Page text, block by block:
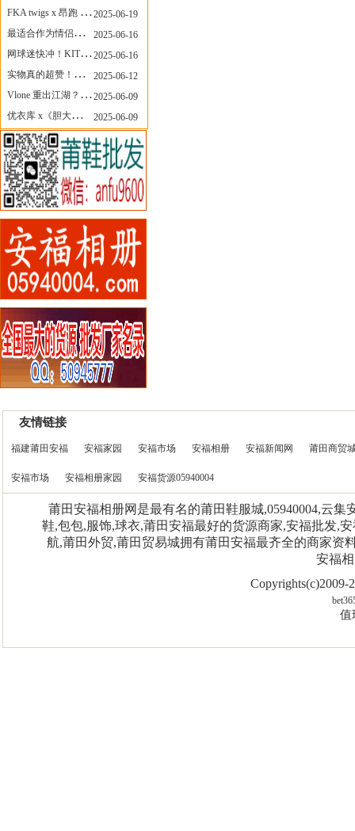
FKA twigs x 昂跑 联名来了，这三双 Cloud X 你选哪一双？
2025-06-19
最适合作为情侣鞋的New Balance 1906 Loafer出现了！
2025-06-16
网球迷快冲！KITH x Wilson 限量球拍太会设计了
2025-06-16
实物真的超赞！NB 新款 2010 新配色
2025-06-12
Vlone 重出江湖？突然又要联名，谁能想到！
2025-06-09
优衣库 x《胆大党》新品公布，第二季联动周边来了！
2025-06-09
友情链接
福建莆田安福 安福家园 安福市场 安福相册 安福新闻网 莆田商贸
安福市场 安福相册家园 安福货源05940004
莆田安福相册网是最有名的莆田鞋服城,05940004,云
鞋,包包,服饰,球衣,莆田安福最好的货源商家,安福批发,
航,莆田外贸,莆田贸易城拥有莆田安福最齐全的商家资
安福
Copyrights(c)2009-
值